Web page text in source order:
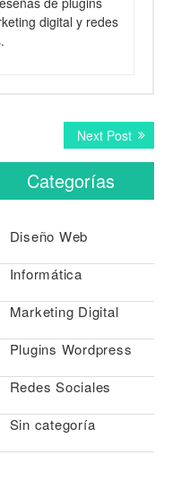
digital y redes
Next PostNext
post:
Categorías
Diseño Web
Informática
Marketing Digital
Plugins Wordpress
Redes Sociales
Sin categoría